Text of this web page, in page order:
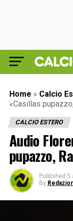
Home » Calcio
«Casillas
CALCIO ESTERO
Audio
pupazzo,
Published 5
By